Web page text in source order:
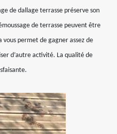
de dallage terrasse préserve son
de terrasse peuvent être
permet de gagner assez de
d’autre activité. La qualité de